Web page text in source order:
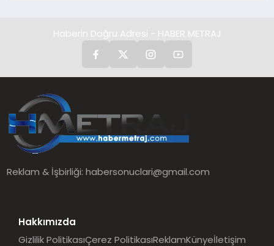
Haberin Doğru Adresi - HABER METRAJ
Reklam & İşbirliği:habersonuclari@gmail.com
Hakkımızda
Gizlilik PolitikasıÇerez PolitikasıReklamKünyeİletişim